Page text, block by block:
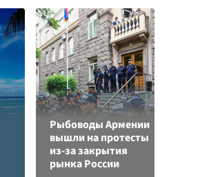
Рыбоводы Армении
вышли на протесты
из-за закрытия
рынка России